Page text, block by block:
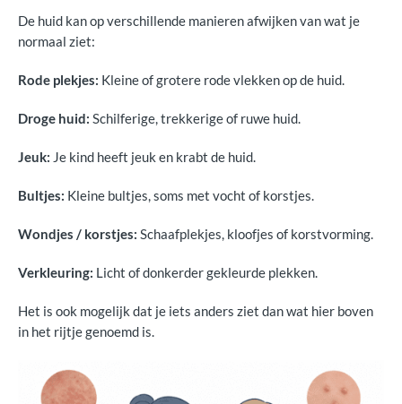
Over Huidhuis
Contact
Doneren
Stap 1: Wat zie je?
Stap 2: Is het ernstig?
De huid kan op verschillende manieren afwijken van wat je
normaal ziet:
Rode plekjes: Kleine of grotere rode vlekken op de huid.
Droge huid: Schilferige, trekkerige of ruwe huid.
Jeuk: Je kind heeft jeuk en krabt de huid.
Bultjes: Kleine bultjes, soms met vocht of korstjes.
Wondjes / korstjes: Schaafplekjes, kloofjes of korstvorming.
Verkleuring: Licht of donkerder gekleurde plekken.
Het is ook mogelijk dat je iets anders ziet dan wat hier boven
in het rijtje genoemd is.